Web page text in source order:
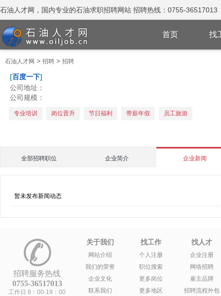
石油人才网，国内专业的石油求职招聘网站 招聘热线：0755-36517013
首页 找
石油人才网 > 招聘 > 招聘
[百度一下]
公司地址：
公司规模：
专业培训 岗位晋升 节日福利 带薪年假 员工旅游
全部招聘职位 企业简介 企业新闻
暂未发布新闻动态
招聘服务热线
0755-36517013
工作日 8：00-19：00
关于我们
网站介绍
我们的荣誉
企业文化
联系我们
找工作
个人注册
职位搜索
更多岗位
更多地区
找人才
企业注册
网络招聘
雇主品牌
招聘流程外包